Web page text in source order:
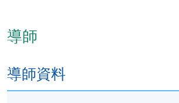
修業期
地點
導師
導師資料